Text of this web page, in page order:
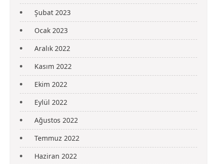
Şubat 2023
Ocak 2023
Aralık 2022
Kasım 2022
Ekim 2022
Eylül 2022
Ağustos 2022
Temmuz 2022
Haziran 2022